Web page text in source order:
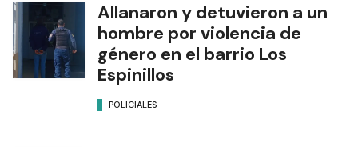
Allanaron y detuvieron a un
hombre por violencia de
género en el barrio Los
Espinillos
POLICIALES